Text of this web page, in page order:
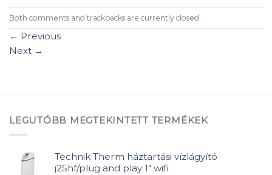
Both comments and trackbacks are currently closed.
← Previous
Next →
LEGUTÓBB MEGTEKINTETT TERMÉKEK
Technik Therm háztartási vízlágyító
j25hf/plug and play 1" wifi